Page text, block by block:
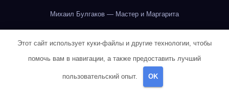
Михаил Булгаков — Мастер и Маргарита
Михаил Булгаков — Мастер и Маргарита
Михаил Булгаков — Мастер и Маргарита
Этот сайт использует куки-файлы и другие технологии, чтобы
помочь вам в навигации, а также предоставить лучший
пользовательский опыт. OK